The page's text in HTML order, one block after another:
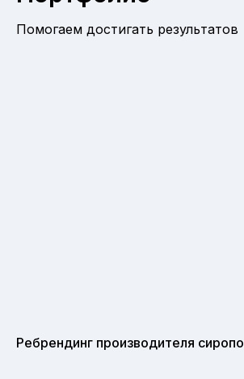
Помогаем достигать результатов
Ребрендинг производителя